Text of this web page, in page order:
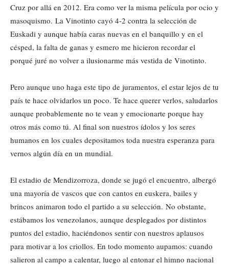
Cruz por allá en 2012. Era como ver la misma película por ocio y
masoquismo. La Vinotinto cayó 4-2 contra la selección de
Euskadi y aunque había caras nuevas en el banquillo y en el
césped, la falta de ganas y esmero me hicieron recordar el
porqué juré no volver a ilusionarme más vestida de Vinotinto.
Pero aunque uno haga este tipo de juramentos, el estar lejos de tu
país te hace olvidarlos un poco. Te hace querer verlos, saludarlos
aunque probablemente no te vean y emocionarte porque hay
otros más como tú. Al final son nuestros ídolos y los seres
humanos en los cuales depositamos toda nuestra esperanza para
vernos algún día en un mundial.
El estadio de Mendizorroza, donde se jugó el encuentro, albergó
una mayoría de vascos que con cantos en euskera, bailes y
brincos animaron todo el partido a su selección. No obstante,
estábamos los venezolanos, aunque desplegados por distintos
puntos del estadio, haciéndonos sentir con nuestros aplausos
para motivar a los criollos. En todo momento aupamos: cuando
salieron al campo a calentar, luego al entonar el himno nacional